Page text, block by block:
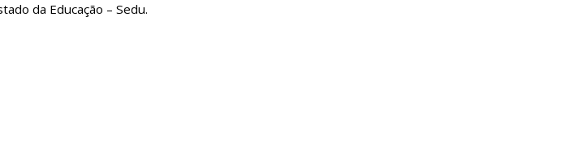
da Educação – Sedu.